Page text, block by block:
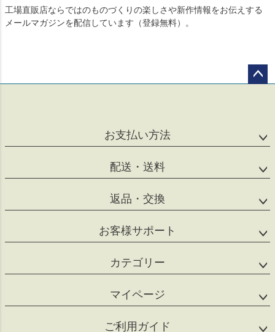
工場直販店ならではのものづくりの楽しさや新作情報をお伝えする
メールマガジンを配信しています（登録無料）。
お支払い方法
配送・送料
返品・交換
お客様サポート
カテゴリー
マイページ
ご利用ガイド